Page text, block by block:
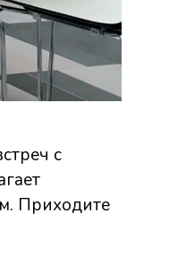
с
Приходите